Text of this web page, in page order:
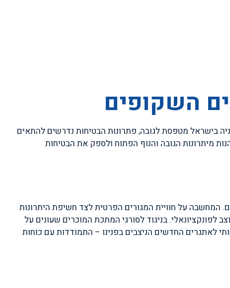
השקופים
בישראל מטפסת לגובה, פתרונות הבטיחות נדרשים להתאים
מיתרונות הגובה והנוף הפתוח ולספק את הבטיחות
המחשבה על חוויית המגורים הפרטית לצד חשיפת היתרונות
לפונקציונאלי. בניגוד לסורגי המתכת המוכרים שעונים על
לאתגרים החדשים הניצבים בפנינו – התמודדות עם כוחות